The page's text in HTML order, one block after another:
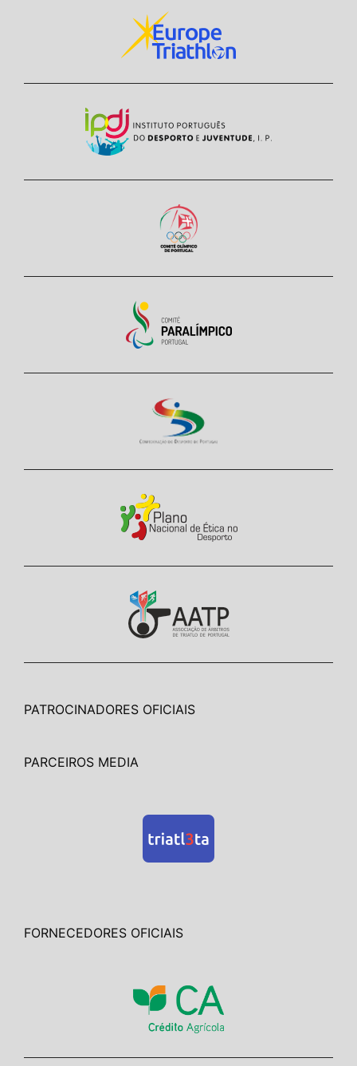
PATROCINADORES OFICIAIS
PARCEIROS MEDIA
FORNECEDORES OFICIAIS